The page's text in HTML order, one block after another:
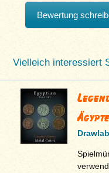
Bewertung
Vielleich interessiert